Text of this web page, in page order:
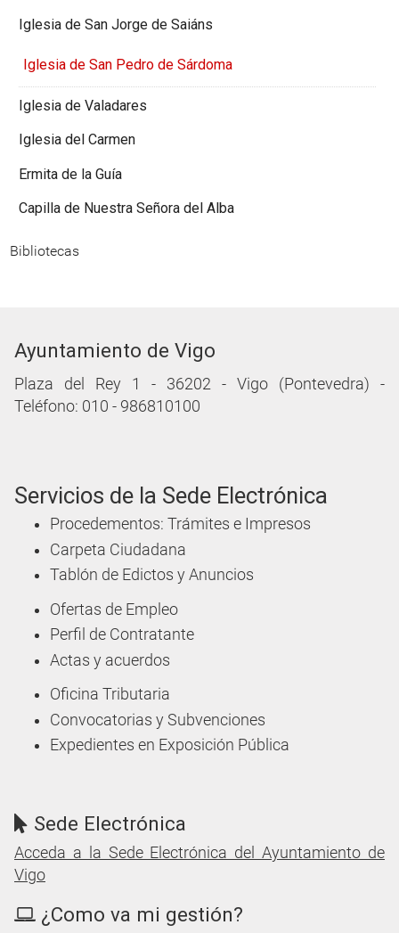
Iglesia de San Jorge de Saiáns
Iglesia de San Pedro de Sárdoma
Iglesia de Valadares
Iglesia del Carmen
Ermita de la Guía
Capilla de Nuestra Señora del Alba
Bibliotecas
Ayuntamiento de Vigo
Plaza del Rey 1 - 36202 - Vigo (Pontevedra) -
Teléfono: 010 - 986810100
Servicios de la Sede Electrónica
Procedementos: Trámites e Impresos
Carpeta Ciudadana
Tablón de Edictos y Anuncios
Ofertas de Empleo
Perfil de Contratante
Actas y acuerdos
Oficina Tributaria
Convocatorias y Subvenciones
Expedientes en Exposición Pública
Sede Electrónica
Acceda a la Sede Electrónica del Ayuntamiento de
Vigo
¿Como va mi gestión?